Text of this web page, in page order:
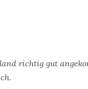
richtig gut